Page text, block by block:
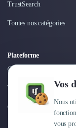
Vos
Nous
vous
TrustSearch
Toutes nos catégories
Plateforme
Connexion
Tarifs
Centre d'aide